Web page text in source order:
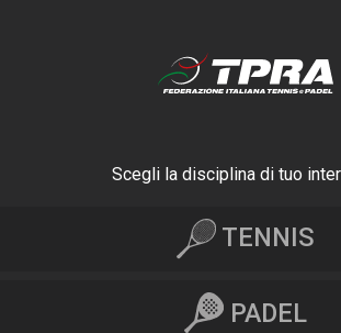
Scegli la disciplina di tuo
TENNIS
PADEL